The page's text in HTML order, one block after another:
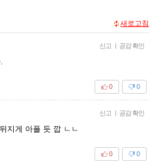
새로고침
신고 | 공감 확인
0
0
신고 | 공감 확인
지게 아플 듯 깝 ㄴㄴ
0
0